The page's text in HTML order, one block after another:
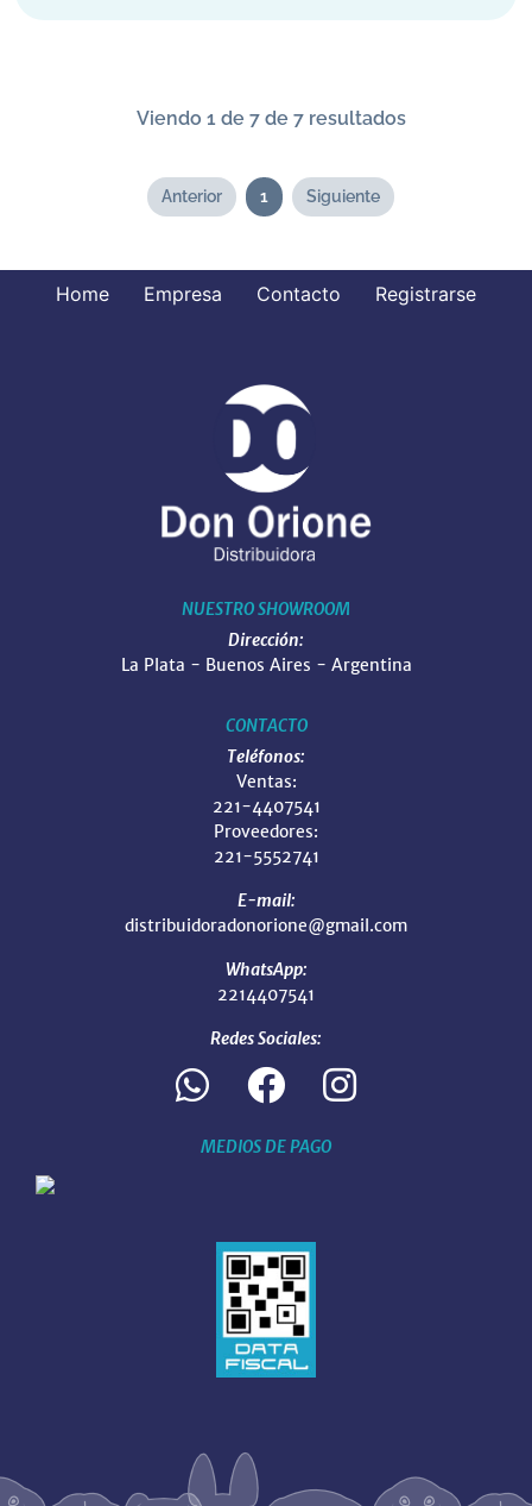
Viendo 1 de 7 de 7 resultados
Anterior 1 Siguiente
Home Empresa Contacto Registrarse
NUESTRO SHOWROOM
Dirección:
La Plata - Buenos Aires - Argentina
CONTACTO
Teléfonos:
Ventas:
221-4407541
Proveedores:
221-5552741
E-mail:
distribuidoradonorione@gmail.com
WhatsApp:
2214407541
Redes Sociales:
MEDIOS DE PAGO